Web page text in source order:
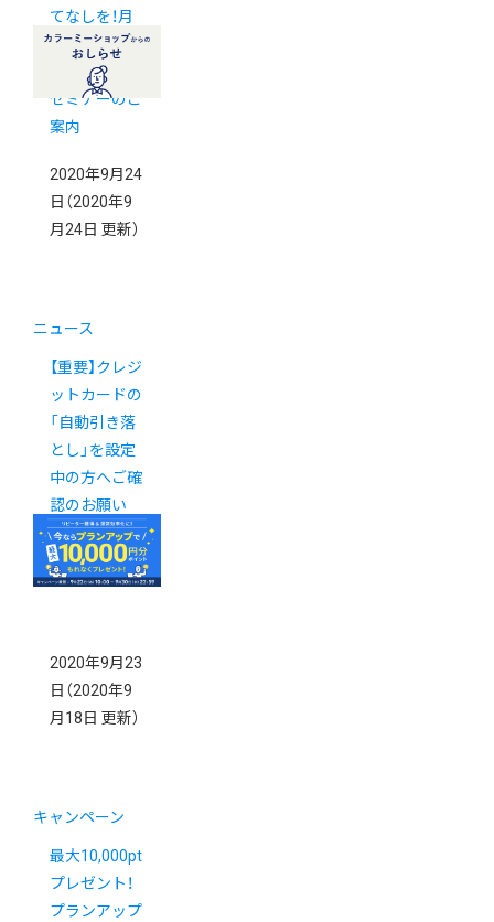
てなしを！月
商アップのた
めのWEB接客
セミナーのご
案内
2020年9月24
日 （2020年9
月24日 更新）
ニュース
【重要】クレジ
ットカードの
「自動引き落
とし」を設定
中の方へご確
認のお願い
2020年9月23
日 （2020年9
月18日 更新）
キャンペーン
最大10,000pt
プレゼント！
プランアップ